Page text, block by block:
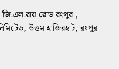
জি.এল.রায় রোড রংপুর ,
উত্তম হাজিরহাট, রংপুর